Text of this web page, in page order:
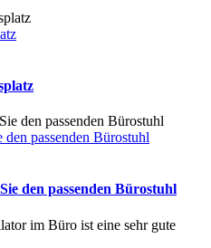
passenden Bürostuhl
den passenden Bürostuhl